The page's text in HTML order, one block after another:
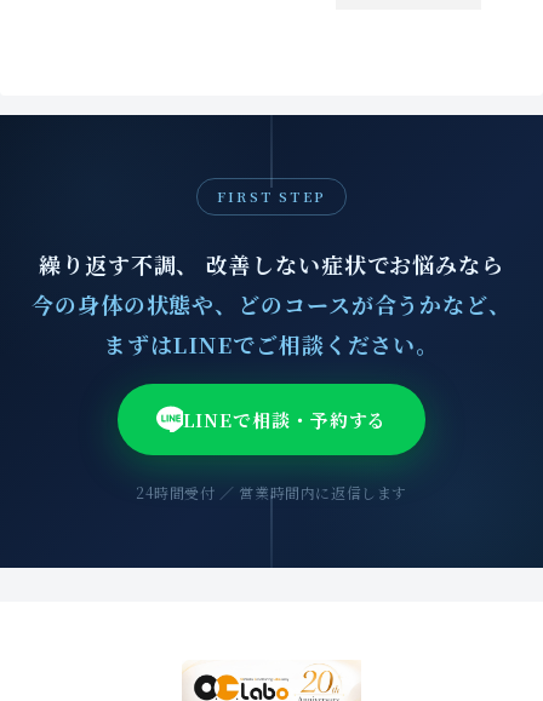
FIRST STEP
繰り返す不調、 改善しない症状でお悩みなら
今の身体の状態や、どのコースが合うかなど、
まずはLINEでご相談ください。
LINEで相談・予約する
24時間受付 ／ 営業時間内に返信します